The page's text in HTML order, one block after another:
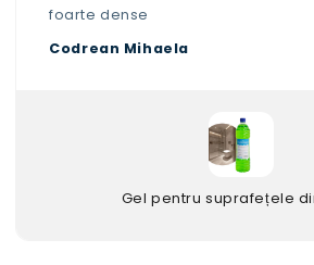
foarte dense
Codrean Mihaela
Gel pentru suprafețele